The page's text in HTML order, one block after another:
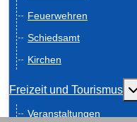
Feuerwehren
Schiedsamt
Kirchen
Freizeit und Tourismus
Veranstaltungen